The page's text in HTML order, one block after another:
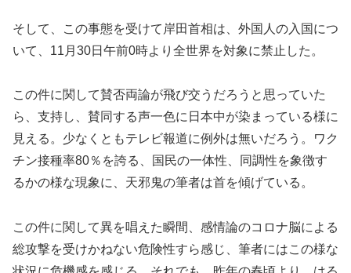
そして、この事態を受けて岸田首相は、外国人の入国につ
いて、11月30日午前0時より全世界を対象に禁止した。
この件に関して賛否両論が飛び交うだろうと思っていた
ら、支持し、賛同する声一色に日本中が染まっている様に
見える。少なくともテレビ報道に例外は無いだろう。ワク
チン接種率80％を誇る、国民の一体性、同調性を象徴す
るかの様な現象に、天邪鬼の筆者は首を傾げている。
この件に関して異を唱えた瞬間、感情論のコロナ脳による
総攻撃を受けかねない危険性すら感じ、筆者にはこの様な